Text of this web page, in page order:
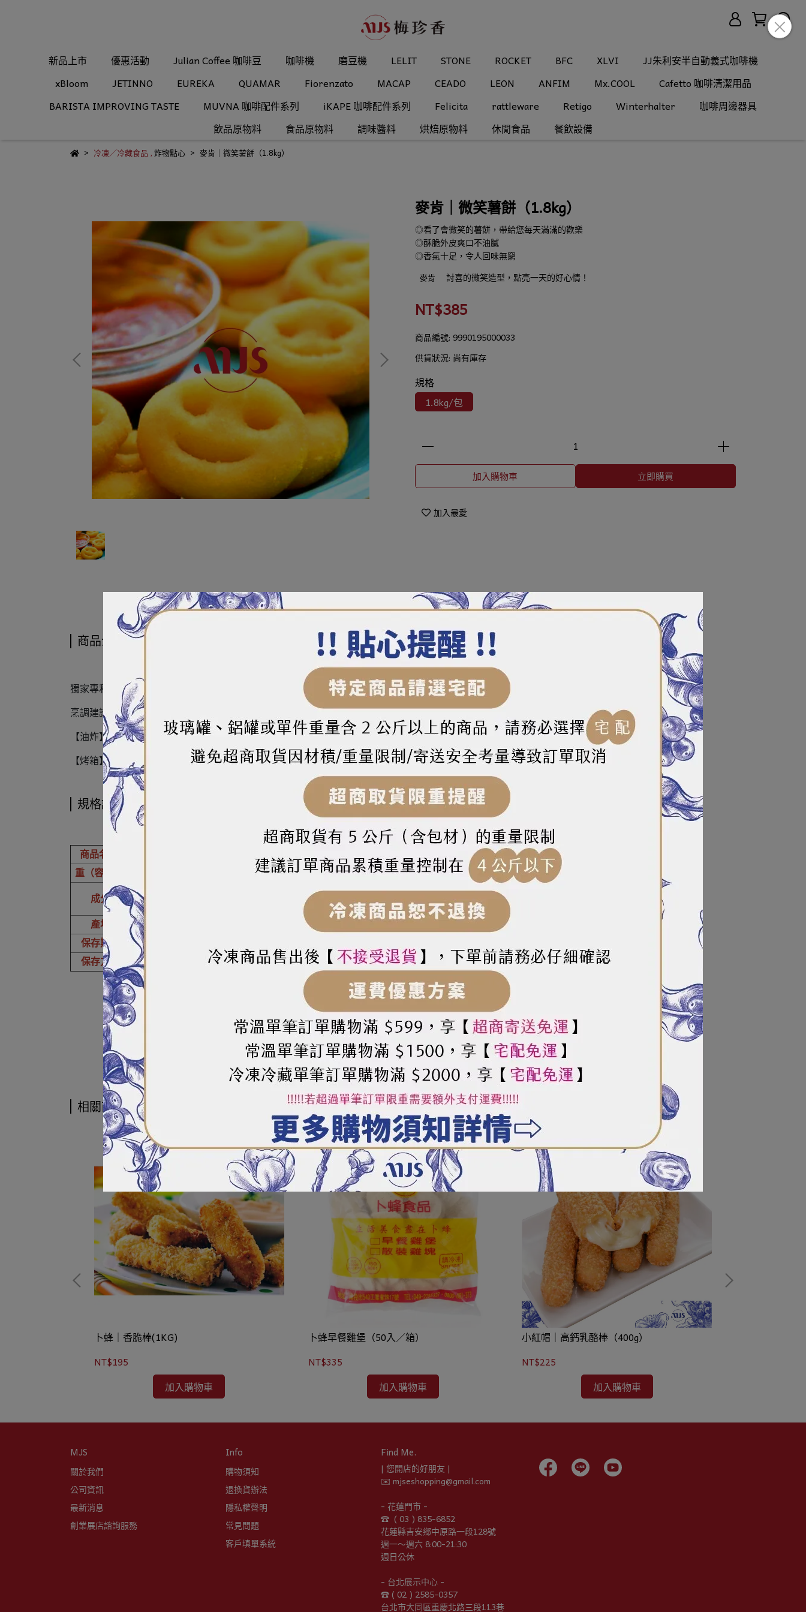
新品上市 優惠活動 Julian Coffee 咖啡豆 咖啡機 磨豆機 LELIT STONE ROCKET BFC XLVI
JJ朱利安半自動義式咖啡機
xBloom
JETINNO EUREKA QUAMAR Fiorenzato MACAP CEADO LEON ANFIM Mx.COOL
Cafetto 咖啡清潔用品
BARISTA IMPROVING TASTE
MUVNA 咖啡配件系列 iKAPE 咖啡配件系列 Felicita rattleware Retigo Winterhalter
咖啡周邊器具
飲品原物料
食品原物料 調味醬料 烘焙原物料 休閒食品 餐飲設備
冷凍／冷藏食品 ,炸物點心 麥肯｜微笑薯餅（1.8kg）
麥肯｜微笑薯餅（1.8kg）
◎看了會微笑的薯餅，帶給您每天滿滿的歡樂
◎酥脆外皮爽口不油膩
◎香氣十足，令人回味無窮
麥肯 討喜的微笑造型，點亮一天的好心情！
NT$385
商品編號: 9990195000033
供貨狀況: 尚有庫存
規格
1.8kg/包
加入購物車 立即購買
加入最愛
商品介紹
商品介紹
獨家專利產品，外層裹上一層薄薄的脆漿，不僅保有內層薯泥的綿密滋味，更是大幅提升外層的酥脆口感。
烹調建議方式：
【油炸】：直接烹調勿解凍，油溫加熱至攝氏180度，烹調約2～2.5分鐘
【烤箱】：把產品平鋪一層在烤盤上，在攝氏200度烘烤7分鐘後，將產品翻面再烤7分鐘或烤至呈現金黃色即可
規格說明
商品名稱
麥肯微笑薯餅
重（容）量
成分
馬鈴薯、植物油(芥花油、大豆油、棉籽油、葵花油、玉米油)、葡萄糖、鹽、檸檬酸、脂肪酸甘油酯、天然香料、氯化鉀、
磷酸二澱粉、酸性焦磷酸鈉
產地
美國
保存期限
2年
保存方式
冷凍-18℃以下
相關商品
卜蜂｜香脆棒(1KG)
NT$195
加入購物車
卜蜂早餐雞堡（50入／箱）
NT$335
加入購物車
小紅帽｜高鈣乳酪棒（400g）
NT$225
加入購物車
MJS
關於我們
公司資訊
最新消息
創業展店諮詢服務
Info
購物須知
退換貨辦法
隱私權聲明
常見問題
客戶填單系統
Find Me.
| 您開店的好朋友 |
✉️ mjseshopping@gmail.com
- 花蓮門市 -
☎︎  ( 03 ) 835-6852
花蓮縣吉安鄉中原路一段128號
週一～週六 8:00-21:30
週日公休
- 台北展示中心 -
☎︎ ( 02 ) 2585-0357
台北市大同區重慶北路三段113巷